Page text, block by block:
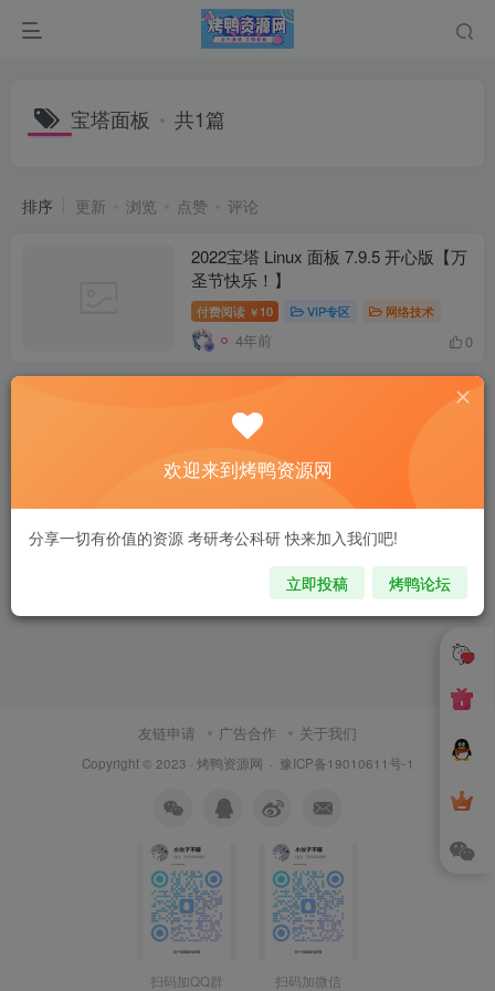
宝塔面板 共1篇
排序 更新 浏览 点赞 评论
2022宝塔 Linux 面板 7.9.5 开心版【万
圣节快乐！】
付费阅读 ￥ 10 VIP专区 网络技术
4年前 0
友链申请 广告合作 关于我们
Copyright © 2023 · 烤鸭资源网 · 豫ICP备19010611号-1
扫码加QQ群 扫码加微信
欢迎来到烤鸭资源网
分享一切有价值的资源 考研考公科研 快来加入我们吧!
立即投稿 烤鸭论坛